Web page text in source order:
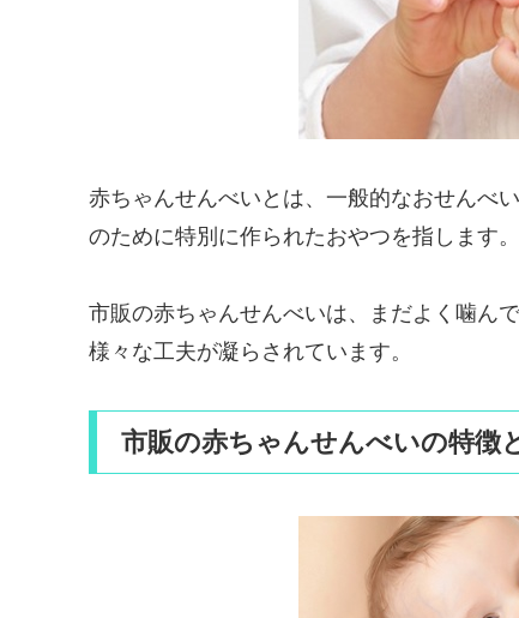
赤ちゃんせんべいとは、一般的なおせんべ
のために特別に作られたおやつを指します。
市販の赤ちゃんせんべいは、まだよく噛ん
様々な工夫が凝らされています。
市販の赤ちゃんせんべいの特徴